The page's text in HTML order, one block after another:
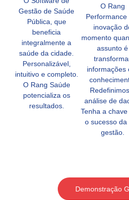
Gestão de Saúde
Pública, que
beneficia
integralmente a
saúde da cidade.
Personalizável,
intuitivo e completo.
O Rang Saúde
potencializa os
resultados.
O Rang
Performance
inovação
momento
assunto é
informações
análise de
Tenha a
o sucesso da
gestão.
Demonstração